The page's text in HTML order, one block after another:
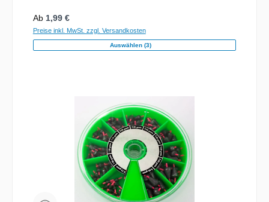
Regulärer Preis:
Ab 1,99 €
Preise inkl. MwSt. zzgl. Versandkosten
Auswählen (3)